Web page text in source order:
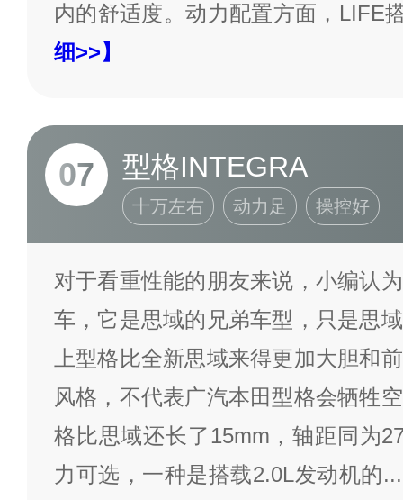
内的舒适度。动力配置方面，LIFE
细>>】
07 型格INTEGRA
十万左右 动力足 操控好
对于看重性能的朋友来说，小编认
车，它是思域的兄弟车型，只是思
上型格比全新思域来得更加大胆和
风格，不代表广汽本田型格会牺牲
格比思域还长了15mm，轴距同为
力可选，一种是搭载2.0L发动机的...